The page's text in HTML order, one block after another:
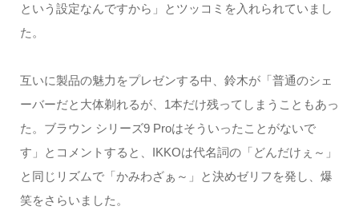
という設定なんですから」とツッコミを入れられていまし
た。
互いに製品の魅力をプレゼンする中、鈴木が「普通のシェ
ーバーだと大体剃れるが、1本だけ残ってしまうこともあっ
た。ブラウン シリーズ9 Proはそういったことがないで
す」とコメントすると、IKKOは代名詞の「どんだけぇ～」
と同じリズムで「かみわざぁ～」と決めゼリフを発し、爆
笑をさらいました。